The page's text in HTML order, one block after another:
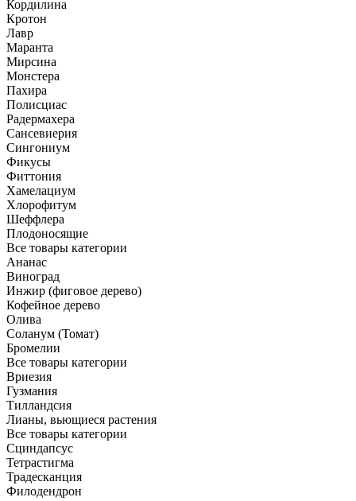
Кордилина
Кротон
Лавр
Маранта
Мирсина
Монстера
Пахира
Полисциас
Радермахера
Сансевиерия
Сингониум
Фикусы
Фиттония
Хамелациум
Хлорофитум
Шеффлера
Плодоносящие
Все товары категории
Ананас
Виноград
Инжир (фиговое дерево)
Кофейное дерево
Олива
Соланум (Томат)
Бромелии
Все товары категории
Вриезия
Гузмания
Тилландсия
Лианы, вьющиеся растения
Все товары категории
Сциндапсус
Тетрастигма
Традесканция
Филодендрон